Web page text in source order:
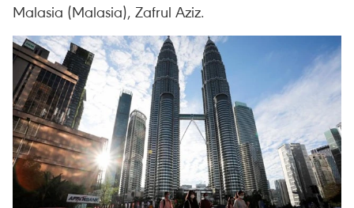
Malasia (Malasia), Zafrul Aziz.